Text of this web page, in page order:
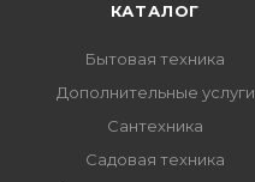
КАТАЛОГ
Бытовая техника
Дополнительные услуги
Сантехника
Садовая техника